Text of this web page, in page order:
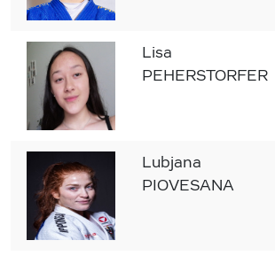
Lisa
PEHERSTORFER
Lubjana
PIOVESANA